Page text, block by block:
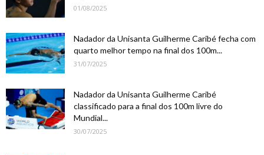
01/08/2025
Nadador da Unisanta Guilherme Caribé fecha com
quarto melhor tempo na final dos 100m...
31/07/2025
Nadador da Unisanta Guilherme Caribé
classificado para a final dos 100m livre do
Mundial...
30/07/2025